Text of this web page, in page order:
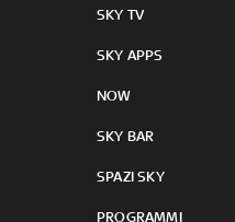
SKY TV
SKY APPS
NOW
SKY BAR
SPAZI SKY
PROGRAMMI